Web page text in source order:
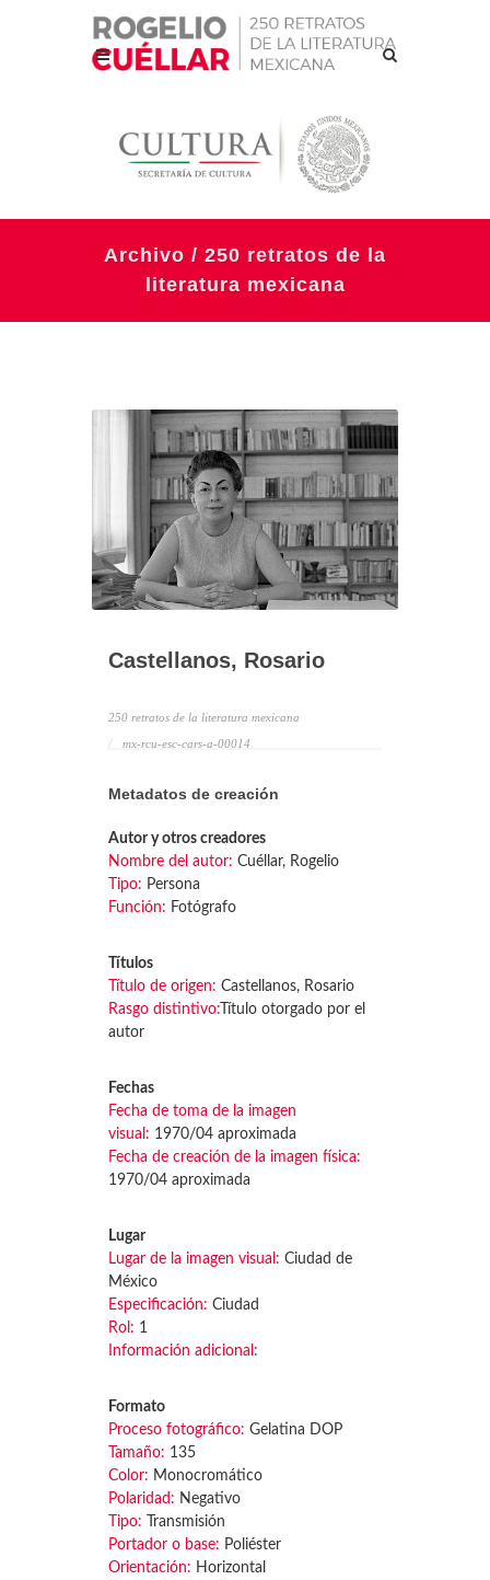
Archivo / 250 retratos de la
literatura mexicana
Castellanos, Rosario
250 retratos de la literatura mexicana
mx-rcu-esc-cars-a-00014
Metadatos de creación
Autor y otros creadores
Nombre del autor: Cuéllar, Rogelio
Tipo: Persona
Función: Fotógrafo
Títulos
Título de origen: Castellanos, Rosario
Rasgo distintivo: Título otorgado por el
autor
Fechas
Fecha de toma de la imagen
visual: 1970/04 aproximada
Fecha de creación de la imagen física:
1970/04 aproximada
Lugar
Lugar de la imagen visual: Ciudad de
México
Especificación: Ciudad
Rol: 1
Información adicional:
Formato
Proceso fotográfico: Gelatina DOP
Tamaño: 135
Color: Monocromático
Polaridad: Negativo
Tipo: Transmisión
Portador o base: Poliéster
Orientación: Horizontal